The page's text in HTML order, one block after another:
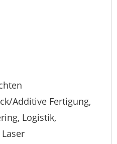
Additive Fertigung,
Logistik,